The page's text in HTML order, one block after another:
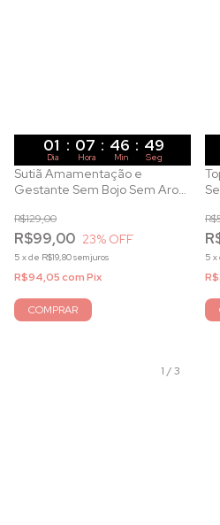
01 : 07 : 46 : 47
Dia Hora Min Seg
Sutiã Amamentação e
Gestante Sem Bojo Sem Aro
Preto
R$99,00
R$129,00
23% OFF
5 xde R$19,80sem juros
R$94,05comPix
COMPRAR
5 x
1 /3